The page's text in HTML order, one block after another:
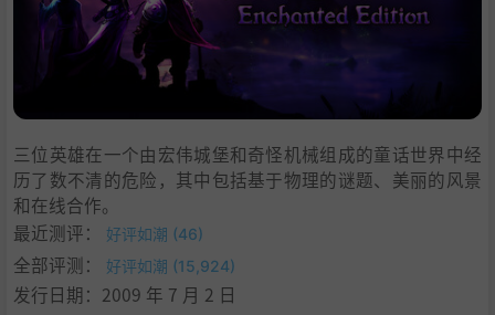
三位英雄在一个由宏伟城堡和奇怪机械组成的童话世界中经
历了数不清的危险，其中包括基于物理的谜题、美丽的风景
和在线合作。
最近测评：
好评如潮 (46)
全部评测： 好评如潮 (15,924)
发行日期：2009 年 7 月 2 日